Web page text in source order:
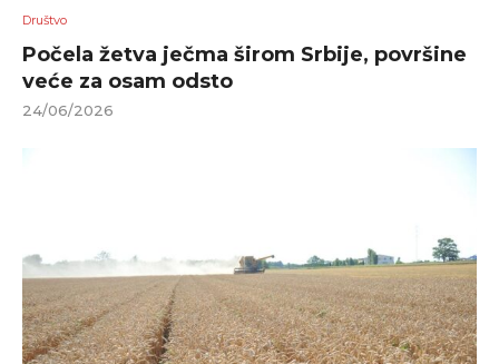
Društvo
Počela žetva ječma širom Srbije, površine
veće za osam odsto
24/06/2026